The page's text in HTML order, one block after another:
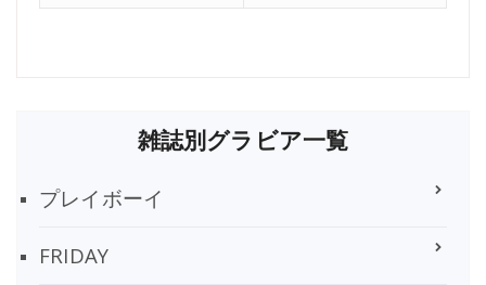
雑誌別グラビア一覧
プレイボーイ
FRIDAY